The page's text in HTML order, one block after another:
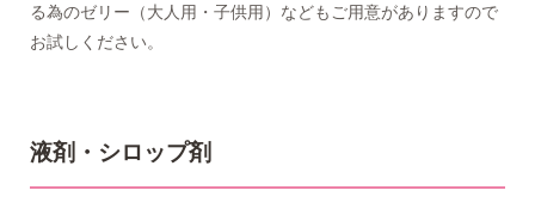
る為のゼリー（大人用・子供用）などもご用意がありますので
お試しください。
液剤・シロップ剤